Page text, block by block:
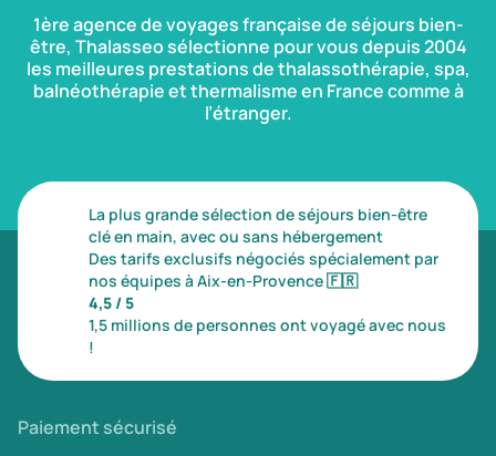
1ère agence de voyages française de séjours bien-
être, Thalasseo sélectionne pour vous depuis 2004
les meilleures prestations de thalassothérapie, spa,
balnéothérapie et thermalisme en France comme à
l’étranger.
La plus grande sélection de séjours bien-être
clé en main, avec ou sans hébergement
Des tarifs exclusifs négociés spécialement par
nos équipes à Aix-en-Provence🇫🇷
4,5 / 5
1,5 millions de personnes ont voyagé avec nous
!
Paiement sécurisé